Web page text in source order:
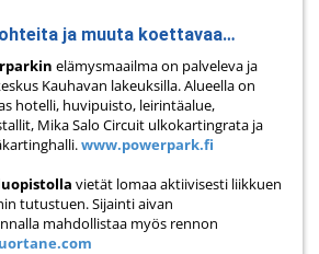
ja muuta koettavaa…
elämysmaailma on palveleva ja
Kauhavan lakeuksilla. Alueella on
hotelli, huvipuisto, leirintäalue,
Mika Salo Circuit ulkokartingrata ja
www.powerpark.fi
vietät lomaa aktiivisesti liikkuen
tutustuen. Sijainti aivan
mahdollistaa myös rennon